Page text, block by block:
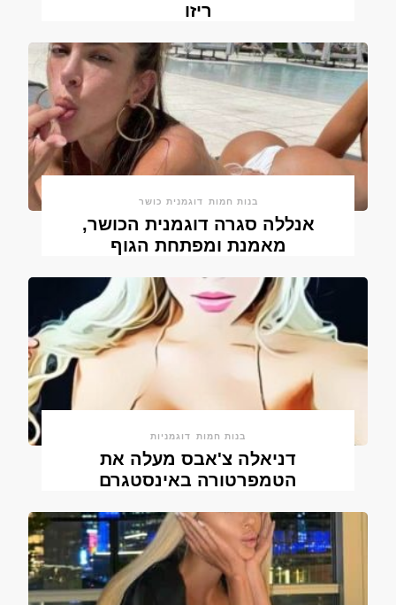
ריזו
בנות חמות דוגמנית כושר
אנללה סגרה דוגמנית הכושר,
מאמנת ומפתחת הגוף
בנות חמות דוגמניות
דניאלה צ'אבס מעלה את
הטמפרטורה באינסטגרם